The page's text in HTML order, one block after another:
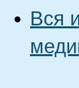
Вся